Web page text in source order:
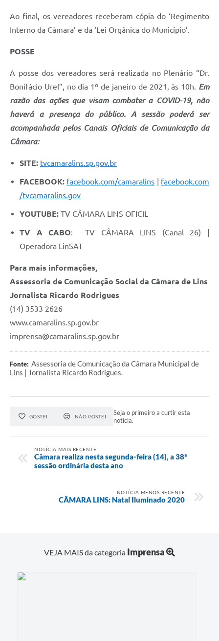
Transparência
SIC
Notícias
Contato
Ao final, os vereadores receberam cópia do ‘Regimento
Interno da Câmara’ e da ‘Lei Orgânica do Município’.
POSSE
A posse dos vereadores será realizada no Plenário “Dr.
Bonifácio Urel”, no dia 1º de janeiro de 2021, às 10h. Em
razão das ações que visam combater a COVID-19, não
haverá a presença do público.
A sessão poderá ser
acompanhada pelos Canais Oficiais de Comunicação da
Câmara:
SITE: tvcamaralins.sp.gov.br
FACEBOOK: facebook.com/camaralins
facebook.com
/tvcamaralins.gov
YOUTUBE: TV CÂMARA LINS OFICIL
TV A CABO: TV CÂMARA LINS (Canal 26) |
Operadora LinSAT
Para mais informações,
Assessoria de Comunicação Social da Câmara de Lins
Jornalista Ricardo Rodrigues
(14) 3533 2626
www.camaralins.sp.gov.br
imprensa@camaralins.sp.gov.br
Fonte: Assessoria de Comunicação da Câmara Municipal de
Lins | Jornalista Ricardo Rodrigues.
GOSTEI NÃO GOSTEI
Seja o primeiro a curtir esta
notícia.
NOTÍCIA MAIS RECENTE
Câmara realiza nesta segunda-feira (14), a 38ª
sessão ordinária desta ano
NOTÍCIA MENOS RECENTE
CÂMARA LINS: Natal Iluminado 2020
VEJA MAIS da categoria Imprensa